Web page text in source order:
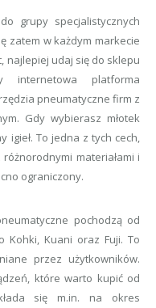
grupy specjalistycznych
zatem w każdym markecie
najlepiej udaj się do sklepu
internetowa platforma
pneumatyczne firm z
Gdy wybierasz młotek
igieł. To jedna z tych cech,
materiałami i
ograniczony.
pochodzą od
Kohki, Kuani oraz Fuji. To
przez użytkowników.
które warto kupić od
się m.in. na okres